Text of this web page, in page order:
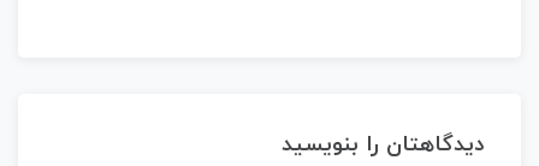
دیدگاهتان را بنویسید